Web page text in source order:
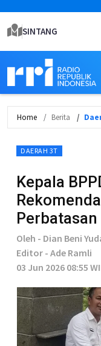
SINTANG
Home Berita
DAERAH 3T
Kepala
Oleh - Dian Beni
Editor - Ade Ramli
03 Jun 2026 08:55